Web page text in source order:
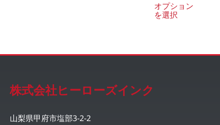
オプション
を選択
株式会社ヒーローズインク
山梨県甲府市塩部3-2-2